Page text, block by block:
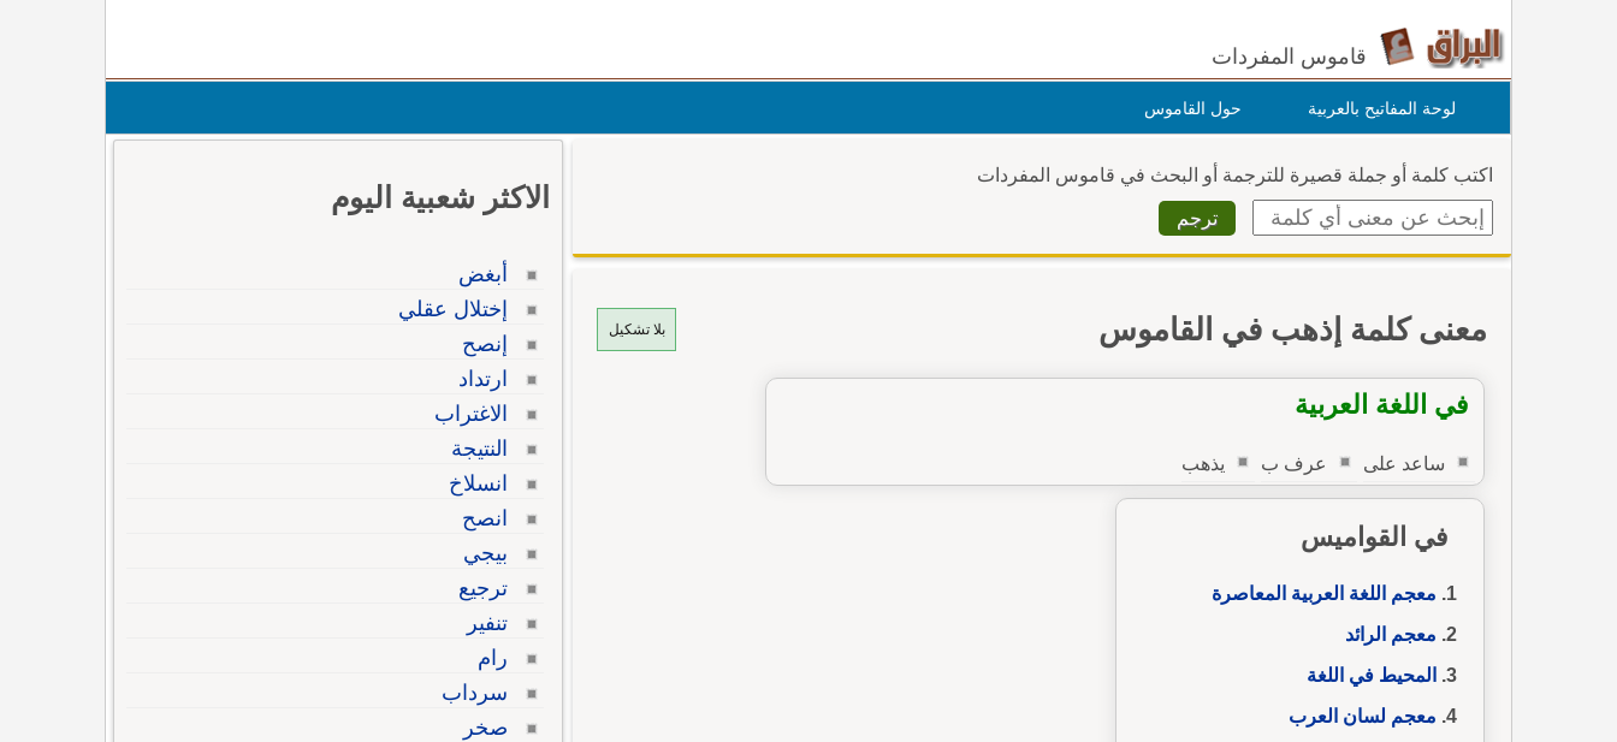
قاموس المفردات
لوحة المفاتيح بالعربية حول القاموس
اكتب كلمة أو جملة قصيرة للترجمة أو البحث في قاموس المفردات
بلا تشكيل معنى كلمة إذهب في القاموس
في اللغة العربية
ساعد على عرف ب يذهب
في القواميس
معجم اللغة العربية المعاصرة
معجم الرائد
المحيط في اللغة
معجم لسان العرب
الاكثر شعبية اليوم
أبغض
إختلال عقلي
إنصح
ارتداد
الاغتراب
النتيجة
انسلاخ
انصح
بيجي
ترجيع
تنفير
رام
سرداب
صخر